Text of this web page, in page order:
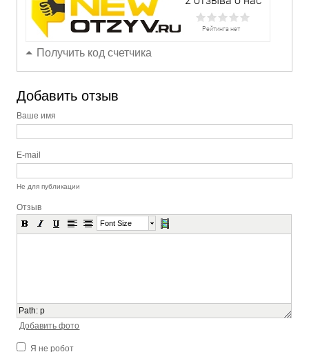
Получить код счетчика
Добавить отзыв
Ваше имя
E-mail
Не для публикации
Отзыв
Font Size
Path:p
Добавить фото
Я не робот